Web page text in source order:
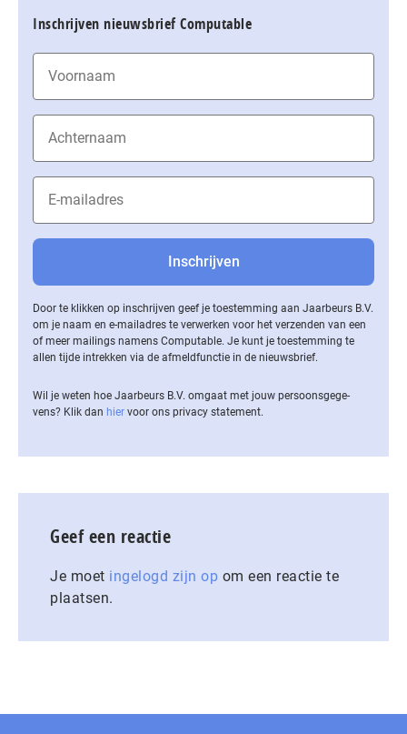
Inschrijven nieuwsbrief Computable
Door te klikken op inschrijven geef je toestemming aan Jaarbeurs B.V.
om je naam en e-mailadres te verwerken voor het verzenden van een
of meer mailings namens Computable. Je kunt je toestemming te
allen tijde intrekken via de af­meld­func­tie in de nieuwsbrief.
Wil je weten hoe Jaarbeurs B.V. omgaat met jouw per­soons­ge­ge­
vens? Klik dan hier voor ons privacy statement.
Geef een reactie
Je moet ingelogd zijn op om een reactie te
plaatsen.